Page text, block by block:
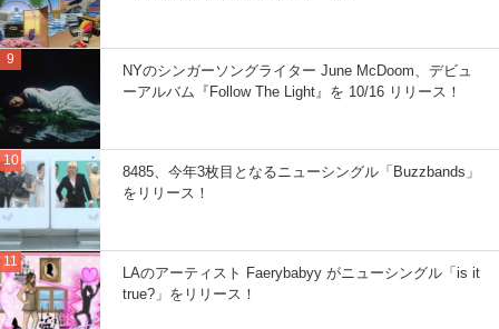
NYのシンガーソングライター June McDoom、デビュ
ーアルバム『Follow The Light』を 10/16 リリース！
8485、今年3枚目となるニューシングル「Buzzbands」
をリリース！
LAのアーティスト Faerybabyy がニューシングル「is it
true?」をリリース！